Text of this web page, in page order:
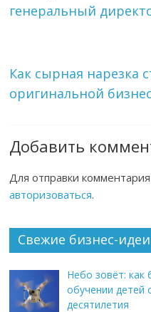
генеральный
Как сырная нарезка
оригинальной
Добавить
Для отправки
авторизоваться.
Свежие бизнес-идеи
Небо зовёт: как
обучении детей
десятилетия